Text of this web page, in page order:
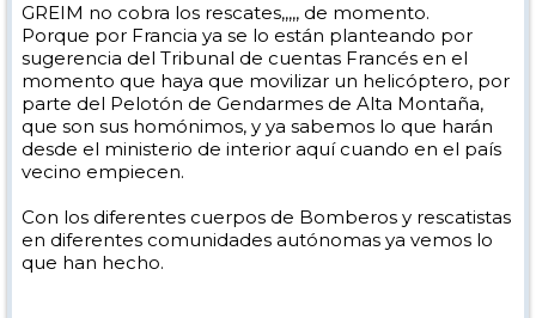
GREIM no cobra los rescates,,,,, de momento.
Porque por Francia ya se lo están planteando por
sugerencia del Tribunal de cuentas Francés en el
momento que haya que movilizar un helicóptero, por
parte del Pelotón de Gendarmes de Alta Montaña,
que son sus homónimos, y ya sabemos lo que harán
desde el ministerio de interior aquí cuando en el país
vecino empiecen.
Con los diferentes cuerpos de Bomberos y rescatistas
en diferentes comunidades autónomas ya vemos lo
que han hecho.